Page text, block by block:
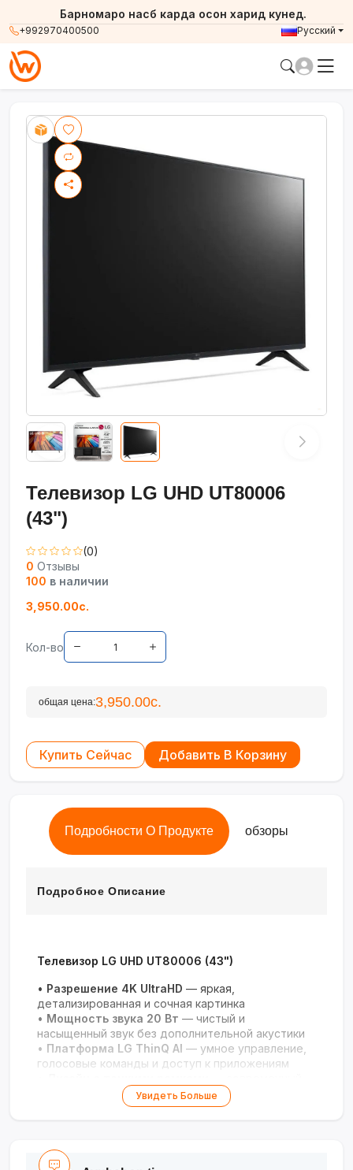
+992970400500
Барномаро насб карда осон харид кунед.
Русский
Телевизор LG UHD UT80006
(43")
(0)
0 Отзывы
100 в наличии
3,950.00с.
Кол-во
общая цена:3,950.00с.
Купить Сейчас Добавить В Корзину
Подробности О Продукте обзоры
Подробное Описание
Телевизор LG UHD UT80006 (43")
• Разрешение 4K UltraHD — яркая,
детализированная и сочная картинка
• Мощность звука 20 Вт — чистый и
насыщенный звук без дополнительной акустики
• Платформа LG ThinQ AI — умное управление,
голосовые команды и доступ к приложениям
внешний вид, экономия пространства
Доступная цена— отличное соотношение
Увидеть Больше